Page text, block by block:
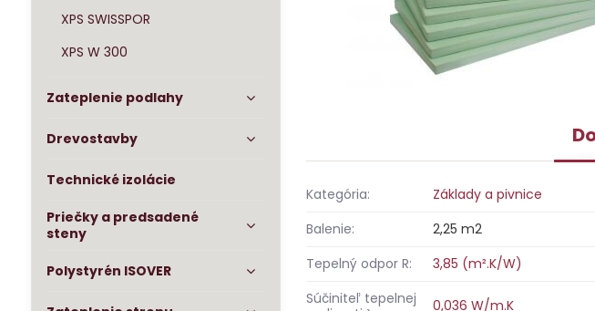
Kategória:
Základy a pivnice
Balenie:
2,25 m2
Tepelný odpor R:
3,85 (m².K/W)
Súčiniteľ tepelnej
0,036 W/m.K
XPS SWISSPOR
XPS W 300
Zateplenie podlahy
Drevostavby
Technické izolácie
Priečky a predsadené
steny
Polystyrén ISOVER